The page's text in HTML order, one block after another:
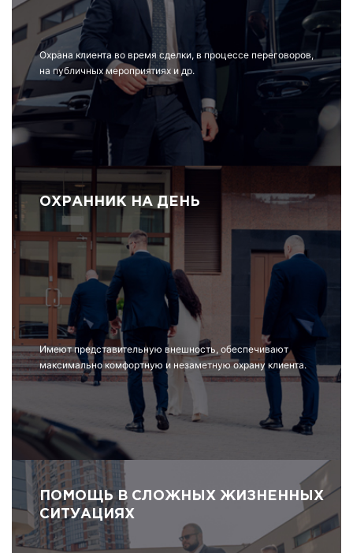
Охрана клиента во время сделки, в процессе переговоров,
на публичных мероприятиях и др.
ОХРАННИК НА ДЕНЬ
Имеют представительную внешность, обеспечивают
максимально комфортную и незаметную охрану клиента.
ПОМОЩЬ В СЛОЖНЫХ ЖИЗНЕННЫХ
СИТУАЦИЯХ